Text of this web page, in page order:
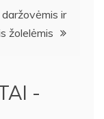
ir
žolelėmis
-